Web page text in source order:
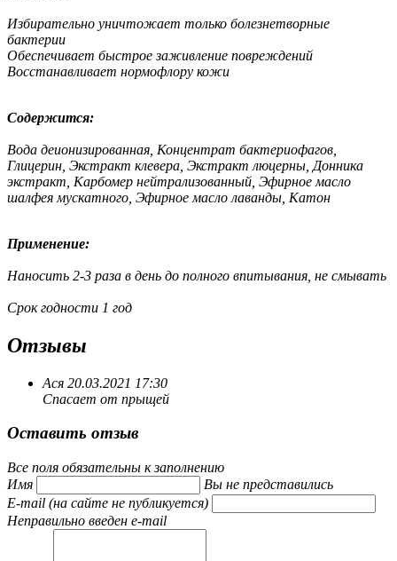
Избирательно уничтожает только болезнетворные
бактерии
Обеспечивает быстрое заживление повреждений
Восстанавливает нормофлору кожи
Содержится:
Вода деионизированная, Концентрат бактериофагов,
Глицерин, Экстракт клевера, Экстракт люцерны, Донника
экстракт, Карбомер нейтрализованный, Эфирное масло
шалфея мускатного, Эфирное масло лаванды, Катон
Применение:
Наносить 2-3 раза в день до полного впитывания, не смывать
Срок годности 1 год
Отзывы
Ася 20.03.2021 17:30
Спасает от прыщей
Оставить отзыв
Все поля обязательны к заполнению
Имя
Вы не представились
E-mail (на сайте не публикуется)
Неправильно введен e-mail